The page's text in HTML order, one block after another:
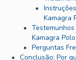
Kamagra
Kamagra Polo
Perguntas
Conclusão: Por